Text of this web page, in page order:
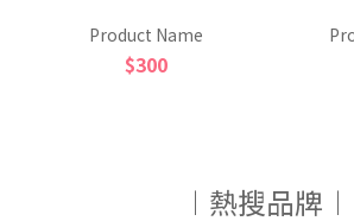
Product Name
$300
︱熱搜品牌︱